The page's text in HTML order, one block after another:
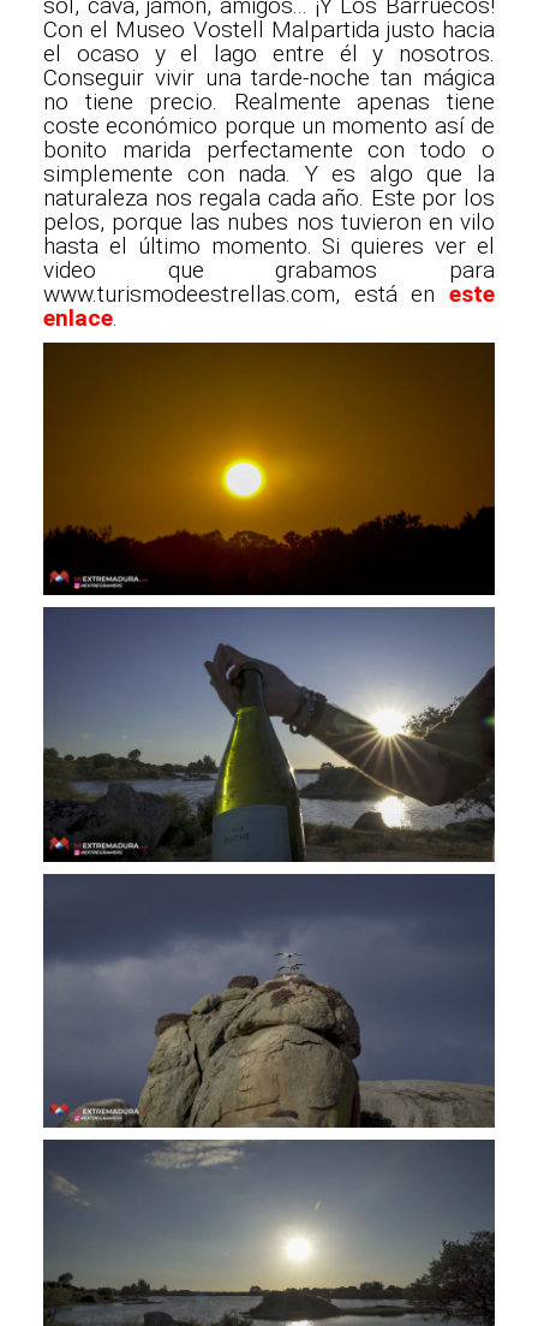
Con el Museo Vostell Malpartida justo hacia
el ocaso y el lago entre él y nosotros.
Conseguir vivir una tarde-noche tan mágica
no tiene precio. Realmente apenas tiene
coste económico porque un momento así de
bonito marida perfectamente con todo o
simplemente con nada. Y es algo que la
naturaleza nos regala cada año. Este por los
pelos, porque las nubes nos tuvieron en vilo
hasta el último momento. Si quieres ver el
video que grabamos para
www.turismodeestrellas.com, está en este
enlace